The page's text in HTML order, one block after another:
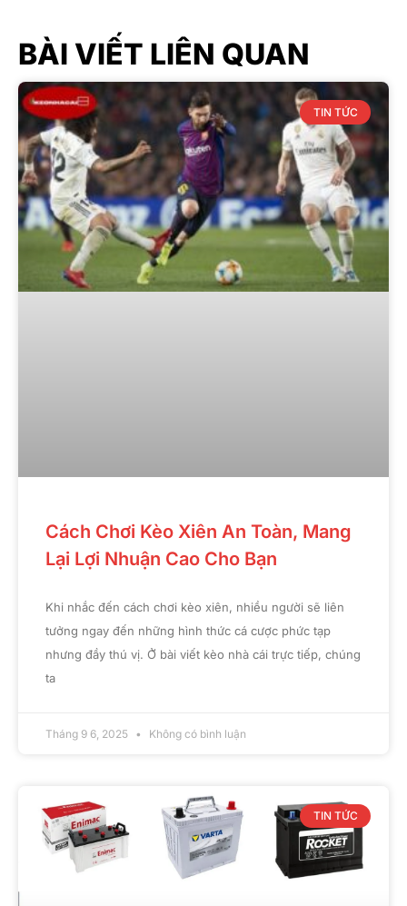
BÀI VIẾT LIÊN QUAN
TIN TỨC
Cách Chơi Kèo Xiên An Toàn, Mang
Lại Lợi Nhuận Cao Cho Bạn
Khi nhắc đến cách chơi kèo xiên, nhiều người sẽ liên
tưởng ngay đến những hình thức cá cược phức tạp
nhưng đầy thú vị. Ở bài viết kèo nhà cái trực tiếp, chúng
ta
Tháng 9 6, 2025 Không có bình luận
TIN TỨC